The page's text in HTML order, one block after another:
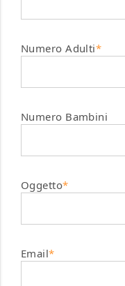
Numero Adulti*
Numero Bambini
Oggetto*
Email*